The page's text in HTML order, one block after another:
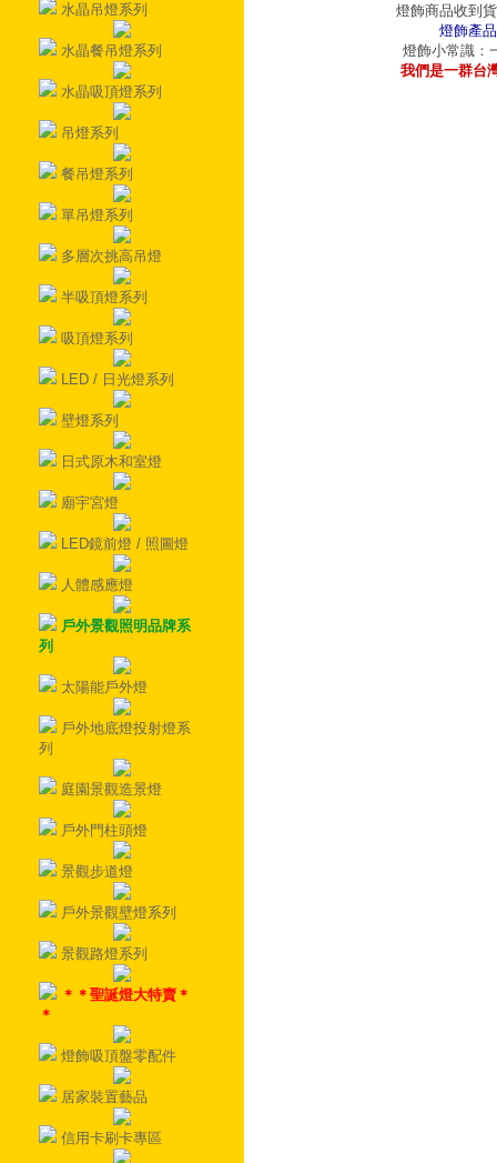
水晶吊燈系列
水晶餐吊燈系列
水晶吸頂燈系列
吊燈系列
餐吊燈系列
單吊燈系列
多層次挑高吊燈
半吸頂燈系列
吸頂燈系列
LED / 日光燈系列
壁燈系列
日式原木和室燈
廟宇宮燈
LED鏡前燈 / 照圖燈
人體感應燈
戶外景觀照明品牌系
列
太陽能戶外燈
戶外地底燈投射燈系
列
庭園景觀造景燈
戶外門柱頭燈
景觀步道燈
戶外景觀壁燈系列
景觀路燈系列
＊＊聖誕燈大特賣＊
＊
燈飾吸頂盤零配件
居家裝置藝品
信用卡刷卡專區
燈飾商品收到
燈飾產
燈飾小常識：
我們是一群台